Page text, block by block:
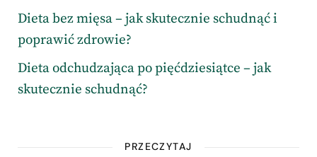
Dieta bez mięsa – jak skutecznie schudnąć i
poprawić zdrowie?
Dieta odchudzająca po pięćdziesiątce – jak
skutecznie schudnąć?
PRZECZYTAJ